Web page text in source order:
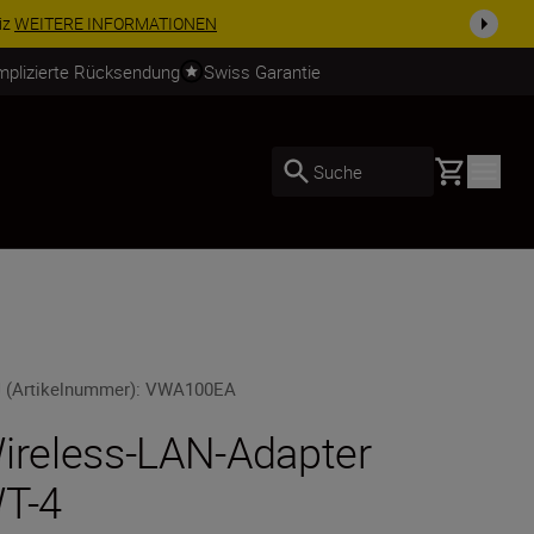
Jetzt einkaufen
Rücksendung Swiss Garantie
Suche Basket
(Artikelnummer):VWA100EA
LAN-Adapter
4